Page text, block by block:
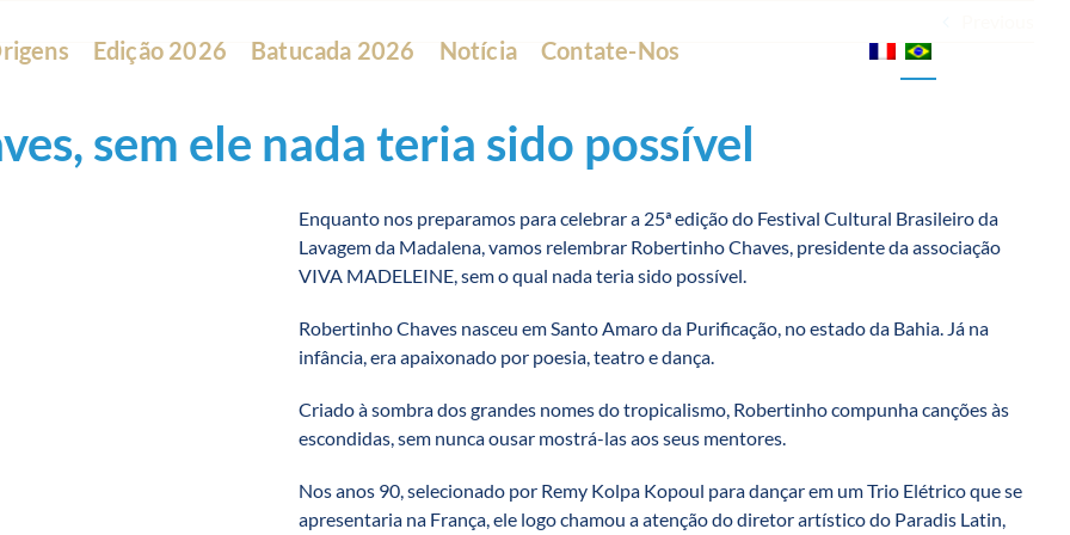
Edição 2026 Batucada 2026 Notícia Contate-Nos
sem ele nada teria sido possível
Enquanto nos preparamos para celebrar a 25ª edição do Festival Cultural Brasileiro da
Lavagem da Madalena, vamos relembrar Robertinho Chaves, presidente da associação
VIVA MADELEINE, sem o qual nada teria sido possível.
Robertinho Chaves nasceu em Santo Amaro da Purificação, no estado da Bahia. Já na
infância, era apaixonado por poesia, teatro e dança.
Criado à sombra dos grandes nomes do tropicalismo, Robertinho compunha canções às
escondidas, sem nunca ousar mostrá-las aos seus mentores.
Nos anos 90, selecionado por Remy Kolpa Kopoul para dançar em um Trio Elétrico que se
apresentaria na França, ele logo chamou a atenção do diretor artístico do Paradis Latin,